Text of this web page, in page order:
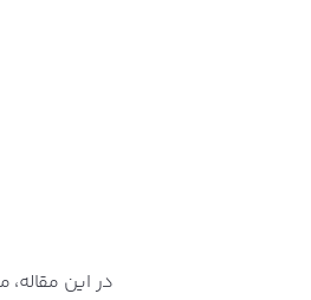
در این مقاله،